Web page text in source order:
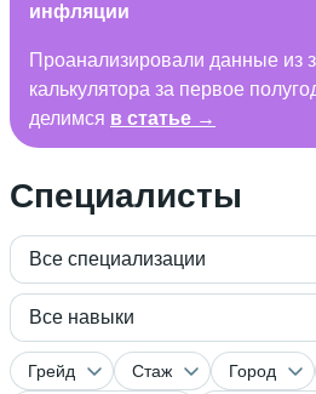
инфляции
Проанализировали данные из
калькулятора за первое
делимся в статье →
Специалисты
Все специализации
Все навыки
Грейд Стаж Город